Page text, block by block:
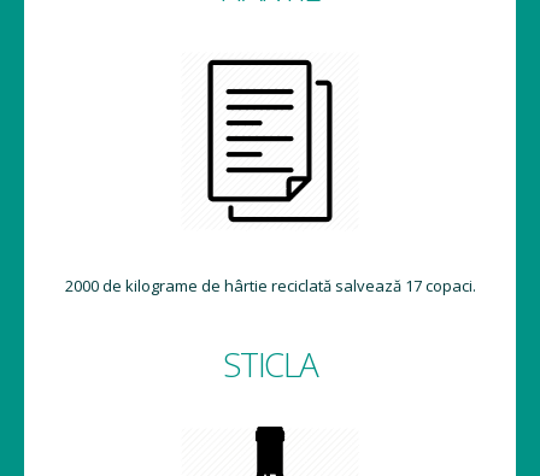
2000 de kilograme de hârtie reciclată salvează 17 copaci.
STICLA